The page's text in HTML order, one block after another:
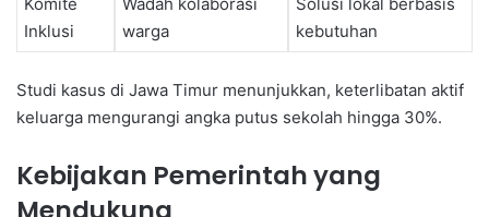
Inklusi
warga
kebutuhan
Studi kasus di Jawa Timur menunjukkan, keterlibatan aktif
keluarga mengurangi angka putus sekolah hingga 30%.
Kebijakan Pemerintah yang